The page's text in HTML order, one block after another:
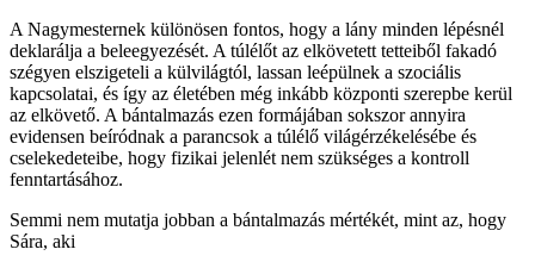
A Nagymesternek különösen fontos, hogy a lány minden lépésnél
deklarálja a beleegyezését. A túlélőt az elkövetett tetteiből fakadó
szégyen elszigeteli a külvilágtól, lassan leépülnek a szociális
kapcsolatai, és így az életében még inkább központi szerepbe kerül
az elkövető. A bántalmazás ezen formájában sokszor annyira
evidensen beíródnak a parancsok a túlélő világérzékelésébe és
cselekedeteibe, hogy fizikai jelenlét nem szükséges a kontroll
fenntartásához.
Semmi nem mutatja jobban a bántalmazás mértékét, mint az, hogy
Sára, aki